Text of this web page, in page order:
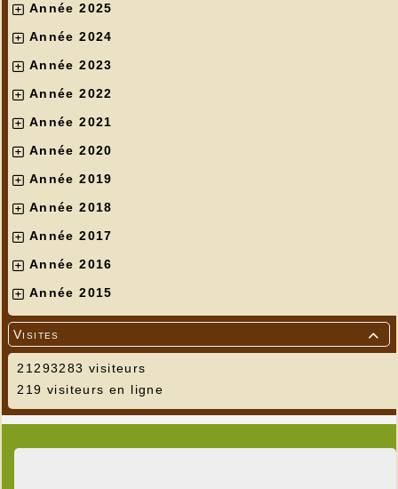
Année 2025
Année 2024
Année 2023
Année 2022
Année 2021
Année 2020
Année 2019
Année 2018
Année 2017
Année 2016
Année 2015

Visites
21293283 visiteurs
219 visiteurs en ligne